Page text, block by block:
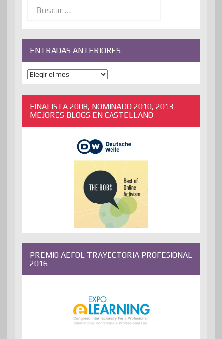
ENTRADAS ANTERIORES
ENTRADAS
ANTERIORES
FINALISTA 2008, NOMINADO 2010, 2013
MEJORES BLOGS EN CASTELLANO
PREMIO AEFOL TRAYECTORIA PROFESIONAL
2016